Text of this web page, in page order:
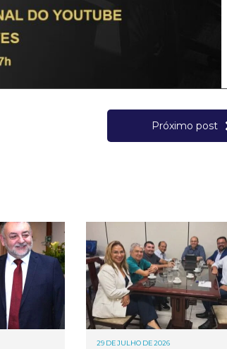
Próximo post
29 DE JULHO DE 2026